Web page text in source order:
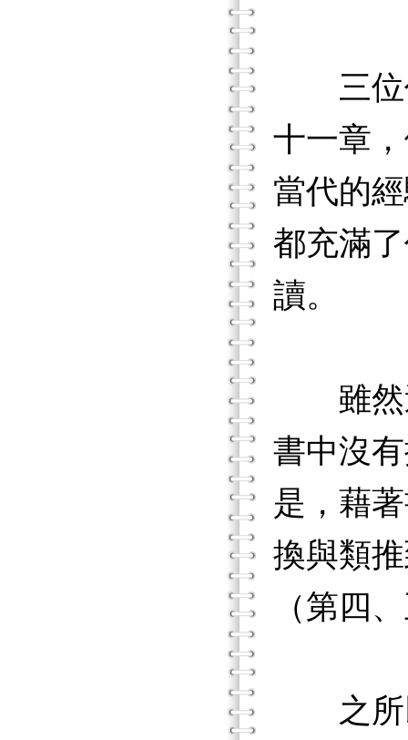
三位作
十一章
當代的
都充滿
讀。
雖然這
書中沒
是，藉
換與類
（第四
之所以